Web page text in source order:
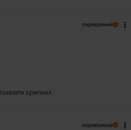
оригінал
перевірений
перевірений